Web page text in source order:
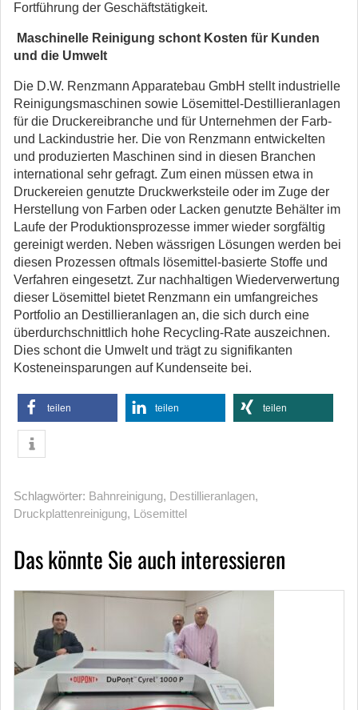
Fortführung der Geschäftstätigkeit.
Maschinelle Reinigung schont Kosten für Kunden
und die Umwelt
Die D.W. Renzmann Apparatebau GmbH stellt industrielle
Reinigungsmaschinen sowie Lösemittel-Destillieranlagen
für die Druckereibranche und für Unternehmen der Farb-
und Lackindustrie her. Die von Renzmann entwickelten
und produzierten Maschinen sind in diesen Branchen
international sehr gefragt. Zum einen müssen etwa in
Druckereien genutzte Druckwerksteile oder im Zuge der
Herstellung von Farben oder Lacken genutzte Behälter im
Laufe der Produktionsprozesse immer wieder sorgfältig
gereinigt werden. Neben wässrigen Lösungen werden bei
diesen Prozessen oftmals lösemittel-basierte Stoffe und
Verfahren eingesetzt. Zur nachhaltigen Wiederverwertung
dieser Lösemittel bietet Renzmann ein umfangreiches
Portfolio an Destillieranlagen an, die sich durch eine
überdurchschnittlich hohe Recycling-Rate auszeichnen.
Dies schont die Umwelt und trägt zu signifikanten
Kosteneinsparungen auf Kundenseite bei.
teilen teilen teilen
Schlagwörter: Bahnreinigung, Destillieranlagen,
Druckplattenreinigung, Lösemittel
Das könnte Sie auch interessieren